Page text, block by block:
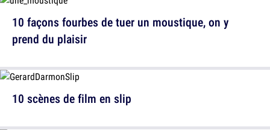
10 scènes de film en slip
10 façons fourbes de tuer un moustique, on y
prend du plaisir